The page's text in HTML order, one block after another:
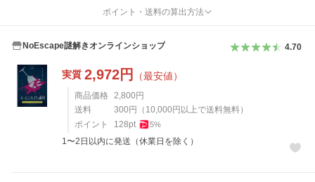
ポイント・送料の算出方法
NoEscape謎解きオンラインショップ 4.70
実質 2,972円 （最安値）
商品価格 2,800 円
送料
300 円 （ 10,000 円以上で送料無料）
ポイント
128pt 5%
1〜2日以内に発送（休業日を除く）